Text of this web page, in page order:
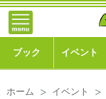
ブック イベント
ホーム イベント
トップ
ブック